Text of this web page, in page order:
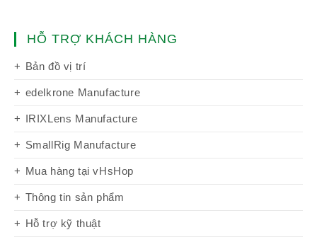
HỖ TRỢ KHÁCH HÀNG
Bản đồ vị trí
edelkrone Manufacture
IRIXLens Manufacture
SmallRig Manufacture
Mua hàng tại vHsHop
Thông tin sản phẩm
Hỗ trợ kỹ thuật